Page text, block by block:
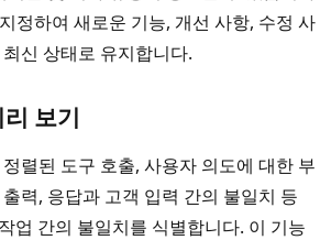
정하여 새로운 기능, 개선 사항, 수정 사
신 상태로 유지합니다.
보기
렬된 도구 호출, 사용자 의도에 대한 부
력, 응답과 고객 입력 간의 불일치 등
업 간의 불일치를 식별합니다. 이 기능